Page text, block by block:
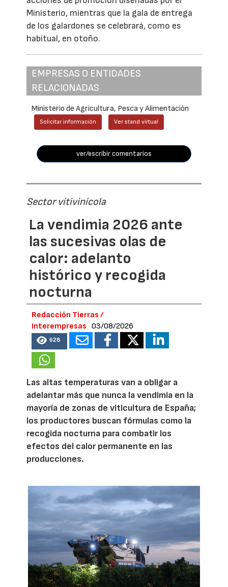
Ministerio, mientras que la gala de entrega
de los galardones se celebrará, como es
habitual, en otoño.
EMPRESAS O ENTIDADES
RELACIONADAS
Ministerio de Agricultura, Pesca y Alimentación
Solicitar información Ver stand virtual
ver/escribir comentarios
Sector vitivinícola
La vendimia 2026 ante
las sucesivas olas de
calor: adelanto
histórico y recogida
nocturna
Redacción Tierras /
Interempresas
03/08/2026
628
Las altas temperaturas van a obligar a
adelantar más que nunca la vendimia en la
mayoría de zonas de viticultura de España;
los productores buscan fórmulas como la
recogida nocturna para combatir los
efectos del calor permanente en las
producciones.